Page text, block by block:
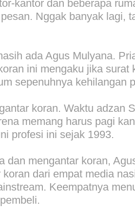
kantor dan beberapa
Nggak banyak lagi,
ada Agus Mulyana.
ini mengaku jika surat
sepenuhnya kehilangan
koran. Waktu adzan
memang harus pagi
profesi ini sejak 1993.
dan mengantar koran,
koran dari empat media
Keempatnya